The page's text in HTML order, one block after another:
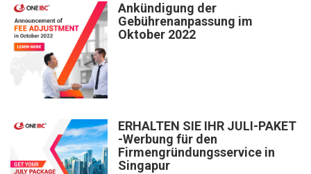
Ankündigung der
Gebührenanpassung im
Oktober 2022
ERHALTEN SIE IHR JULI-PAKET
-Werbung für den
Firmengründungsservice in
Singapur